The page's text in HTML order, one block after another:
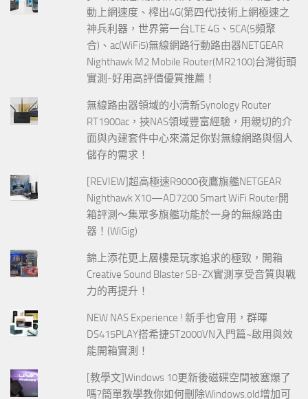
動上網速度、榨出4G(第四代)技術上網極速之
神兵利器，世界第一台LTE 4G、5CA(5頻聚
合)、ac(WiFi5)無線網路行動路由器NETGEAR
Nighthawk M2 Mobile Router(MR2100)台灣街頭
實測-好用高評價優質推薦！
無線路由器領域的小清新Synology Router
RT1900ac，挾NAS領域豐富經驗，用親切的介
面與內建套件中心來滿足你對無線網路與個人
儲存的需求！
[REVIEW]超高極速R9000夜鷹旗艦NETGEAR
Nighthawk X10—AD7200 Smart WiFi Router開
箱評測～集眾多旗艦功能於一身的無線路由
器！(WiGig)
錦上添花更上層樓是玩家追求的極致，開箱
Creative Sound Blaster SB-ZX實測享受音質與戰
力的再提升！
NEW NAS Experience ! 新手也會用，群暉
DS415PLAY搭希捷ST2000VN入門篇~啟用與效
能開箱實測！
[教學文]Windows 10更新後磁碟空間被塞爆了
嗎?簡單教學教你如何刪除Windows.old增加可